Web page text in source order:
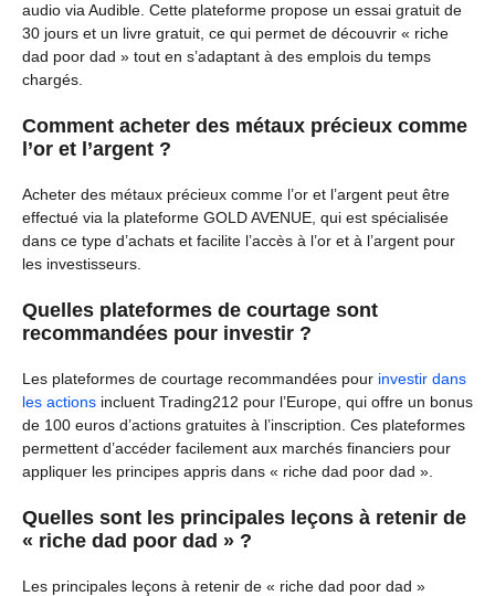
audio via Audible. Cette plateforme propose un essai gratuit de
30 jours et un livre gratuit, ce qui permet de découvrir « riche
dad poor dad » tout en s’adaptant à des emplois du temps
chargés.
Comment acheter des métaux précieux comme
l’or et l’argent ?
Acheter des métaux précieux comme l’or et l’argent peut être
effectué via la plateforme GOLD AVENUE, qui est spécialisée
dans ce type d’achats et facilite l’accès à l’or et à l’argent pour
les investisseurs.
Quelles plateformes de courtage sont
recommandées pour investir ?
Les plateformes de courtage recommandées pour investir dans
les actions incluent Trading212 pour l’Europe, qui offre un bonus
de 100 euros d’actions gratuites à l’inscription. Ces plateformes
permettent d’accéder facilement aux marchés financiers pour
appliquer les principes appris dans « riche dad poor dad ».
Quelles sont les principales leçons à retenir de
« riche dad poor dad » ?
Les principales leçons à retenir de « riche dad poor dad »